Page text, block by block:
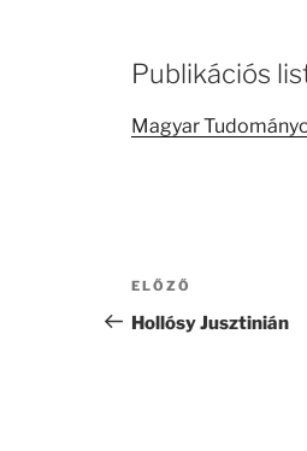
Publikációs
Magyar
Bejegyzés
navigáció
Korábbi
bejegyzés
ELŐZŐ
Hollósy Jusztinián